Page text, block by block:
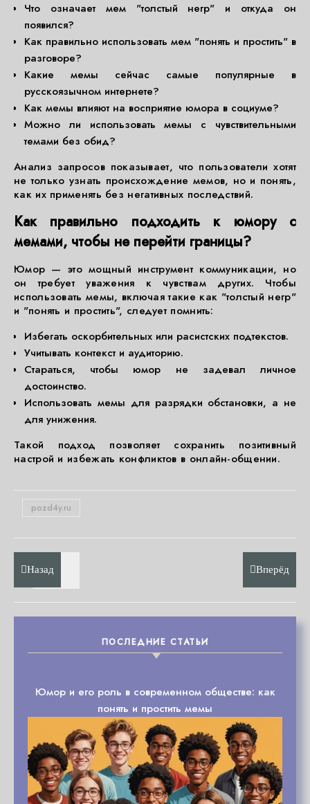
Что означает мем "толстый негр" и откуда он
появился?
Как правильно использовать мем "понять и простить" в
разговоре?
Какие мемы сейчас самые популярные в
русскоязычном интернете?
Как мемы влияют на восприятие юмора в социуме?
Можно ли использовать мемы с чувствительными
темами без обид?
Анализ запросов показывает, что пользователи хотят
не только узнать происхождение мемов, но и понять,
как их применять без негативных последствий.
Как правильно подходить к юмору с
мемами, чтобы не перейти границы?
Юмор — это мощный инструмент коммуникации, но
он требует уважения к чувствам других. Чтобы
использовать мемы, включая такие как "толстый негр"
и "понять и простить", следует помнить:
Избегать оскорбительных или расистских подтекстов.
Учитывать контекст и аудиторию.
Стараться, чтобы юмор не задевал личное
достоинство.
Использовать мемы для разрядки обстановки, а не
для унижения.
Такой подход позволяет сохранить позитивный
настрой и избежать конфликтов в онлайн-общении.
pozd4y.ru
Назад Вперёд
ПОСЛЕДНИЕ СТАТЬИ
Юмор и его роль в современном обществе: как
понять и простить мемы